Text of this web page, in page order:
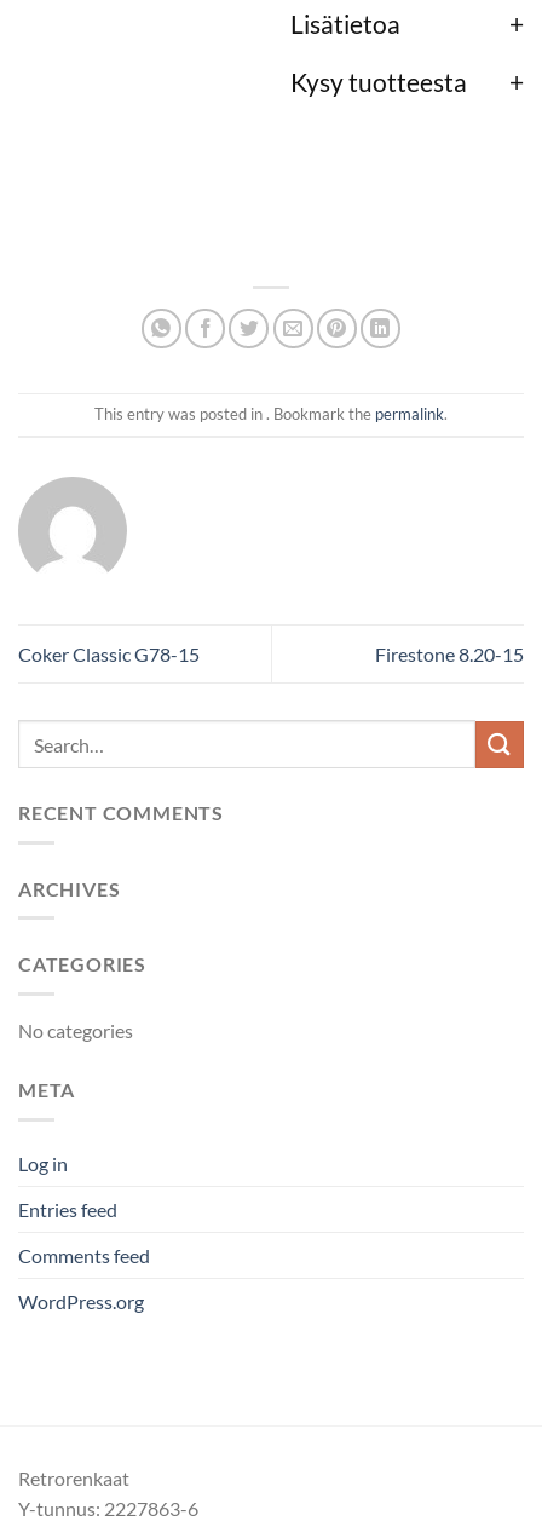
Lisätietoa
Kysy tuotteesta
This entry was posted in . Bookmark the permalink.
Coker Classic G78-15 Firestone 8.20-15
RECENT COMMENTS
ARCHIVES
CATEGORIES
No categories
META
Log in
Entries feed
Comments feed
WordPress.org
Retrorenkaat
Y-tunnus: 2227863-6